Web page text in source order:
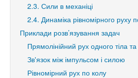
2.3. Сили в механіці
2.4. Динаміка рівномірного руху
Приклади розв’язування задач
Прямолінійний рух одного тіла та
Зв'язок між імпульсом і силою
Рівномірний рух по колу